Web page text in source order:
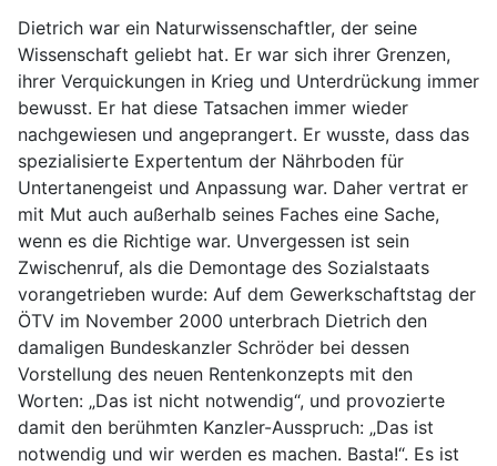
Dietrich war ein Naturwissenschaftler, der seine
Wissenschaft geliebt hat. Er war sich ihrer Grenzen,
ihrer Verquickungen in Krieg und Unterdrückung immer
bewusst. Er hat diese Tatsachen immer wieder
nachgewiesen und angeprangert. Er wusste, dass das
spezialisierte Expertentum der Nährboden für
Untertanengeist und Anpassung war. Daher vertrat er
mit Mut auch außerhalb seines Faches eine Sache,
wenn es die Richtige war. Unvergessen ist sein
Zwischenruf, als die Demontage des Sozialstaats
vorangetrieben wurde: Auf dem Gewerkschaftstag der
ÖTV im November 2000 unterbrach Dietrich den
damaligen Bundeskanzler Schröder bei dessen
Vorstellung des neuen Rentenkonzepts mit den
Worten: „Das ist nicht notwendig“, und provozierte
damit den berühmten Kanzler-Ausspruch: „Das ist
notwendig und wir werden es machen. Basta!“. Es ist